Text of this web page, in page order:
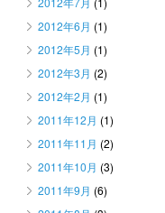
2012年6月 (1)
2012年5月 (1)
2012年3月 (2)
2012年2月 (1)
2011年12月 (1)
2011年11月 (2)
2011年10月 (3)
2011年9月 (6)